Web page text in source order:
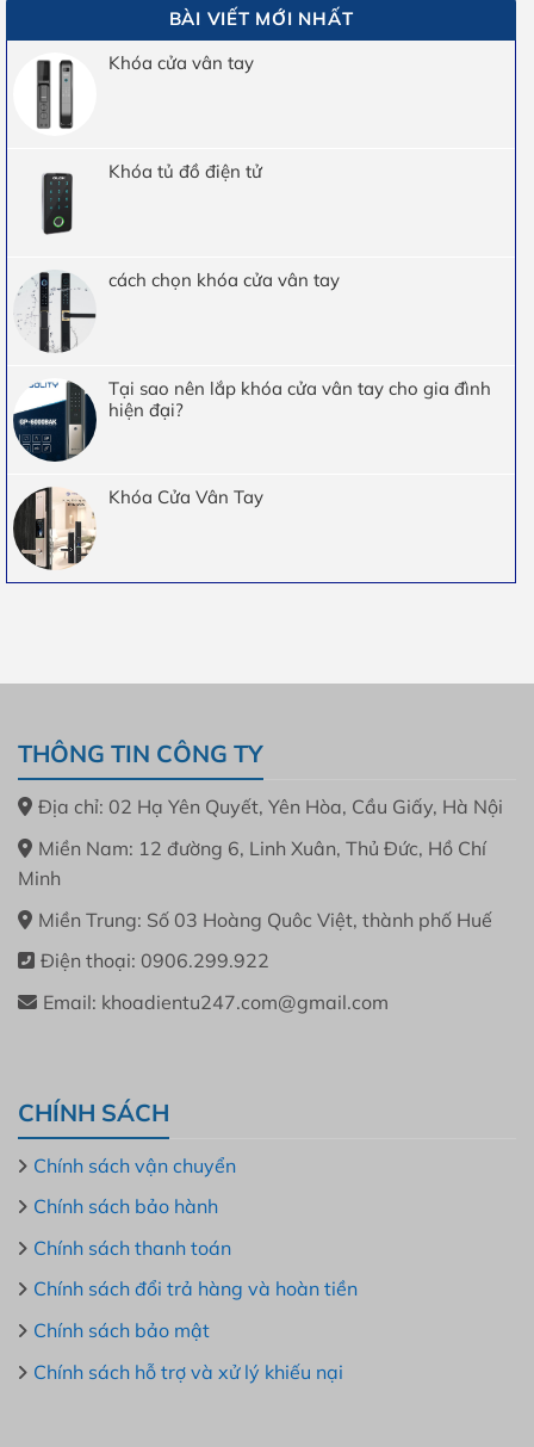
BÀI VIẾT MỚI NHẤT
Khóa cửa vân tay
Khóa tủ đồ điện tử
cách chọn khóa cửa vân tay
Tại sao nên lắp khóa cửa vân tay cho gia đình
hiện đại?
Khóa Cửa Vân Tay
THÔNG TIN CÔNG TY
Địa chỉ: 02 Hạ Yên Quyết, Yên Hòa, Cầu Giấy, Hà Nội
Miền Nam: 12 đường 6, Linh Xuân, Thủ Đức, Hồ Chí
Minh
Miền Trung: Số 03 Hoàng Quôc Việt, thành phố Huế
Điện thoại: 0906.299.922
Email: khoadientu247.com@gmail.com
CHÍNH SÁCH
Chính sách vận chuyển
Chính sách bảo hành
Chính sách thanh toán
Chính sách đổi trả hàng và hoàn tiền
Chính sách bảo mật
Chính sách hỗ trợ và xử lý khiếu nại